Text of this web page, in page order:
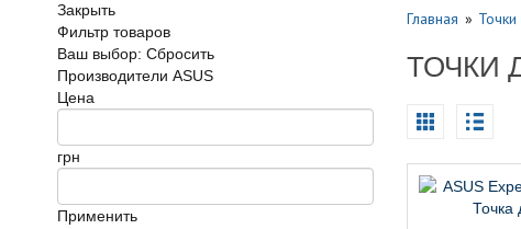
Закрыть
Фильтр товаров
Ваш выбор: Сбросить
Производители ASUS
Цена
грн
Применить
Главная Точки
ТОЧКИ